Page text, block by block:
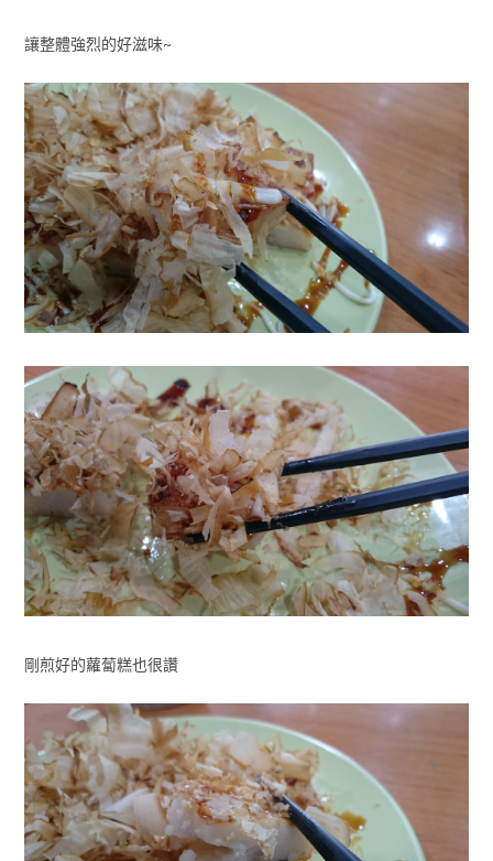
讓整體強烈的好滋味~
剛煎好的蘿蔔糕也很讚